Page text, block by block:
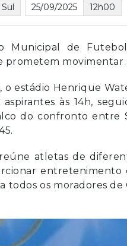
25/09/2025 12h00
Municipal de
prometem movimentar
o estádio Henrique
aspirantes às 14h,
do confronto entre
atletas de
entretenimento
todos os moradores